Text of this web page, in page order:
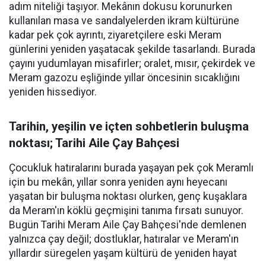
adım niteliği taşıyor. Mekânın dokusu korunurken
kullanılan masa ve sandalyelerden ikram kültürüne
kadar pek çok ayrıntı, ziyaretçilere eski Meram
günlerini yeniden yaşatacak şekilde tasarlandı. Burada
çayını yudumlayan misafirler; oralet, mısır, çekirdek ve
Meram gazozu eşliğinde yıllar öncesinin sıcaklığını
yeniden hissediyor.
Tarihin, yeşilin ve içten sohbetlerin buluşma
noktası; Tarihi Aile Çay Bahçesi
Çocukluk hatıralarını burada yaşayan pek çok Meramlı
için bu mekân, yıllar sonra yeniden aynı heyecanı
yaşatan bir buluşma noktası olurken, genç kuşaklara
da Meram'ın köklü geçmişini tanıma fırsatı sunuyor.
Bugün Tarihi Meram Aile Çay Bahçesi'nde demlenen
yalnızca çay değil; dostluklar, hatıralar ve Meram'ın
yıllardır süregelen yaşam kültürü de yeniden hayat